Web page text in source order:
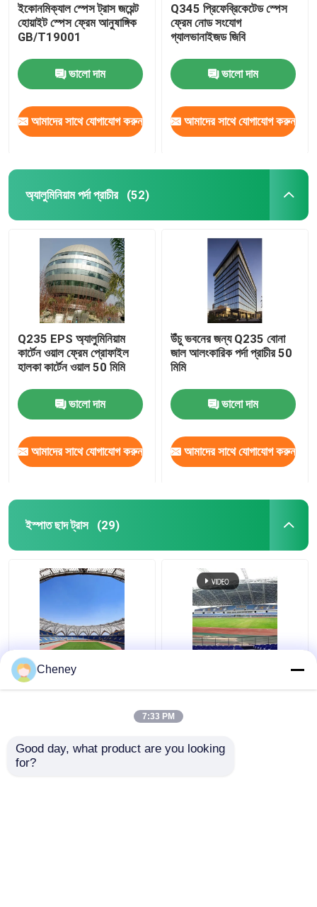
ইকোনমিক্যাল স্পেস ট্রাস জয়েন্ট
হোয়াইট স্পেস ফ্রেম আনুষাঙ্গিক
GB/T19001
ভালো দাম
আমাদের সাথে যোগাযোগ করুন
Q345 প্রিফেব্রিকেটেড স্পেস
ফ্রেম নোড সংযোগ
গ্যালভানাইজড জিবি
ভালো দাম
আমাদের সাথে যোগাযোগ করুন
অ্যালুমিনিয়াম পর্দা প্রাচীর (52)
Q235 EPS অ্যালুমিনিয়াম
কার্টেন ওয়াল ফ্রেম প্রোফাইল
হালকা কার্টেন ওয়াল 50 মিমি
ভালো দাম
আমাদের সাথে যোগাযোগ করুন
উঁচু ভবনের জন্য Q235 বোনা
জাল আলংকারিক পর্দা প্রাচীর 50
মিমি
ভালো দাম
আমাদের সাথে যোগাযোগ করুন
ইস্পাত ছাদ ট্রাস (29)
Q235 বাঁকা ইস্পাত ছাদ ট্রাস
ঢেউতোলা ধাতু ছাদ trusses
Cheney
7:33 PM
Good day, what product are you looking
for?